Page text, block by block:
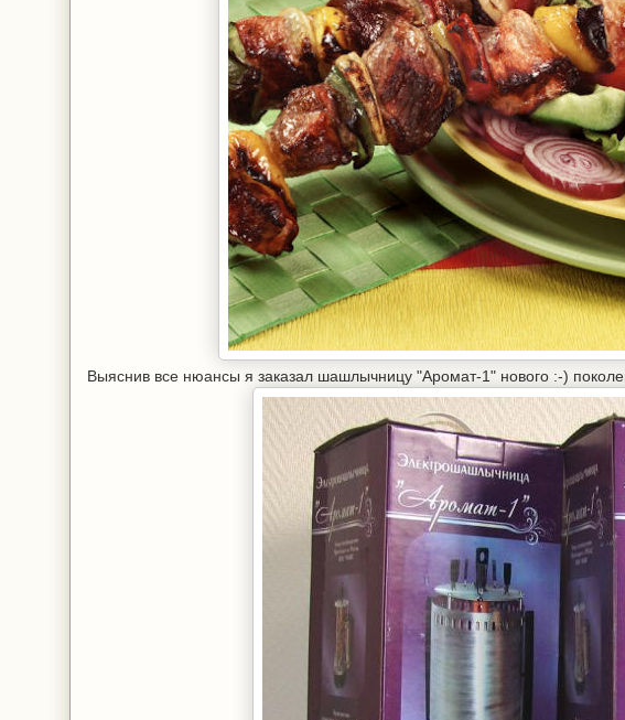
Выяснив все нюансы я заказал шашлычницу "Аромат-1" нового :-)